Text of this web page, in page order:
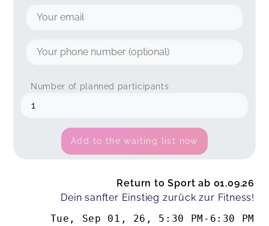
Number of planned participants
Add to the waiting list now
Return to Sport ab 01.09.26
Dein sanfter Einstieg zurück zur Fitness!
Tue, Sep 01, 26 , 5:30 PM - 6:30 PM